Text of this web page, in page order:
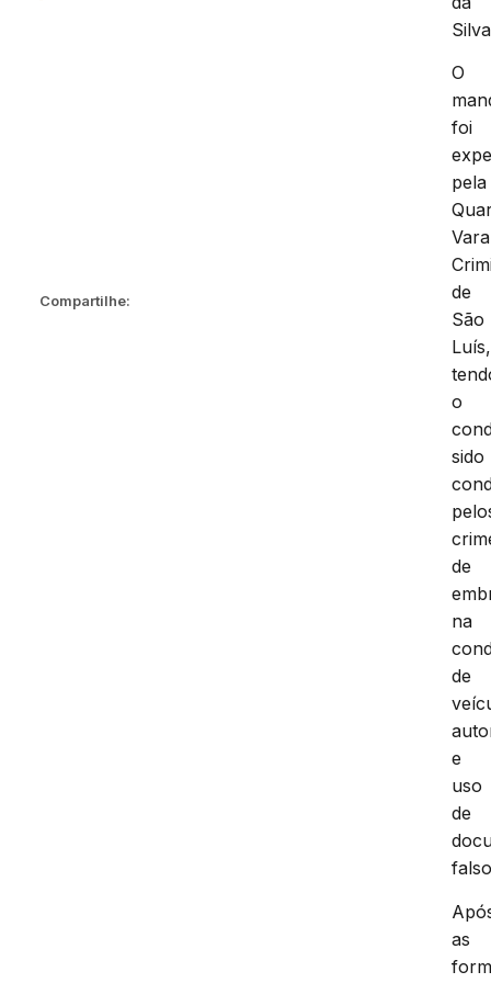
Compartilhe:
O
foi
pela
Vara
de
São
Luís,
o
sido
de
na
de
e
uso
de
as